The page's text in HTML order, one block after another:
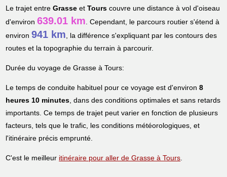
Le trajet entreGrasse etTours couvre une distance à vol d'oiseau
d'environ639.01 km. Cependant, le parcours routier s'étend à
environ941 km, la différence s'expliquant par les contours des
routes et la topographie du terrain à parcourir.
Durée du voyage de Grasse à Tours:
Le temps de conduite habituel pour ce voyage est d'environ8
heures 10 minutes, dans des conditions optimales et sans retards
importants. Ce temps de trajet peut varier en fonction de plusieurs
facteurs, tels que le trafic, les conditions météorologiques, et
l'itinéraire précis emprunté.
C'est le meilleur itinéraire pour aller de Grasse à Tours.